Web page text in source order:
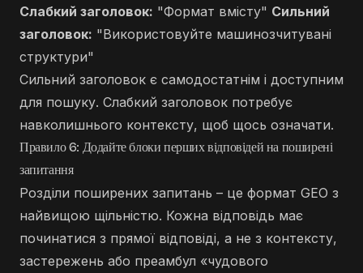
Слабкий заголовок: "Формат вмісту" Сильний
заголовок: "Використовуйте машинозчитувані
структури"
Сильний заголовок є самодостатнім і доступним
для пошуку. Слабкий заголовок потребує
навколишнього контексту, щоб щось означати.
Правило 6: Додайте блоки перших відповідей на поширені
запитання
Розділи поширених запитань – це формат GEO з
найвищою щільністю. Кожна відповідь має
починатися з прямої відповіді, а не з контексту,
застережень або преамбул «чудового